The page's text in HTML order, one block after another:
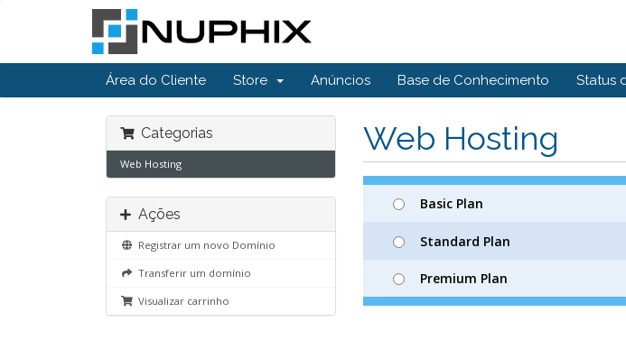
Área do Cliente Store Anúncios Base de Conhecimento Status
Web Hosting
Categorias
Web Hosting
Ações
Registrar um novo Domínio
Transferir um domínio
Visualizar carrinho
Basic Plan
Standard Plan
Premium Plan